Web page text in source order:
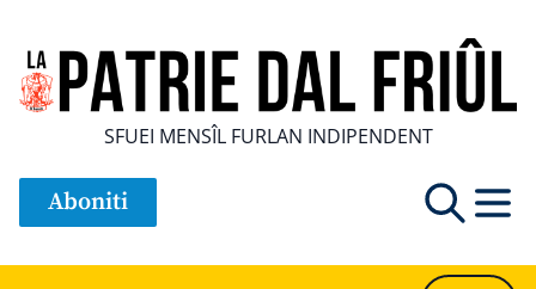
SFUEI MENSÎL FURLAN INDIPENDENT
Aboniti